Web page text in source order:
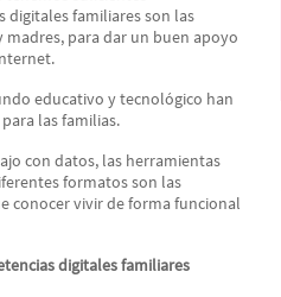
digitales familiares son las
madres, para dar un buen apoyo
educativo y tecnológico han
las familias.
con datos, las herramientas
formatos son las
conocer vivir de forma funcional
digitales familiares